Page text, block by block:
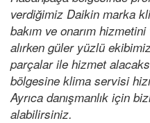
verdiğimiz Daikin marka
bakım ve onarım
alırken güler yüzlü
parçalar ile hizmet
bölgesine klima servisi
Ayrıca danışmanlık için
alabilirsiniz.